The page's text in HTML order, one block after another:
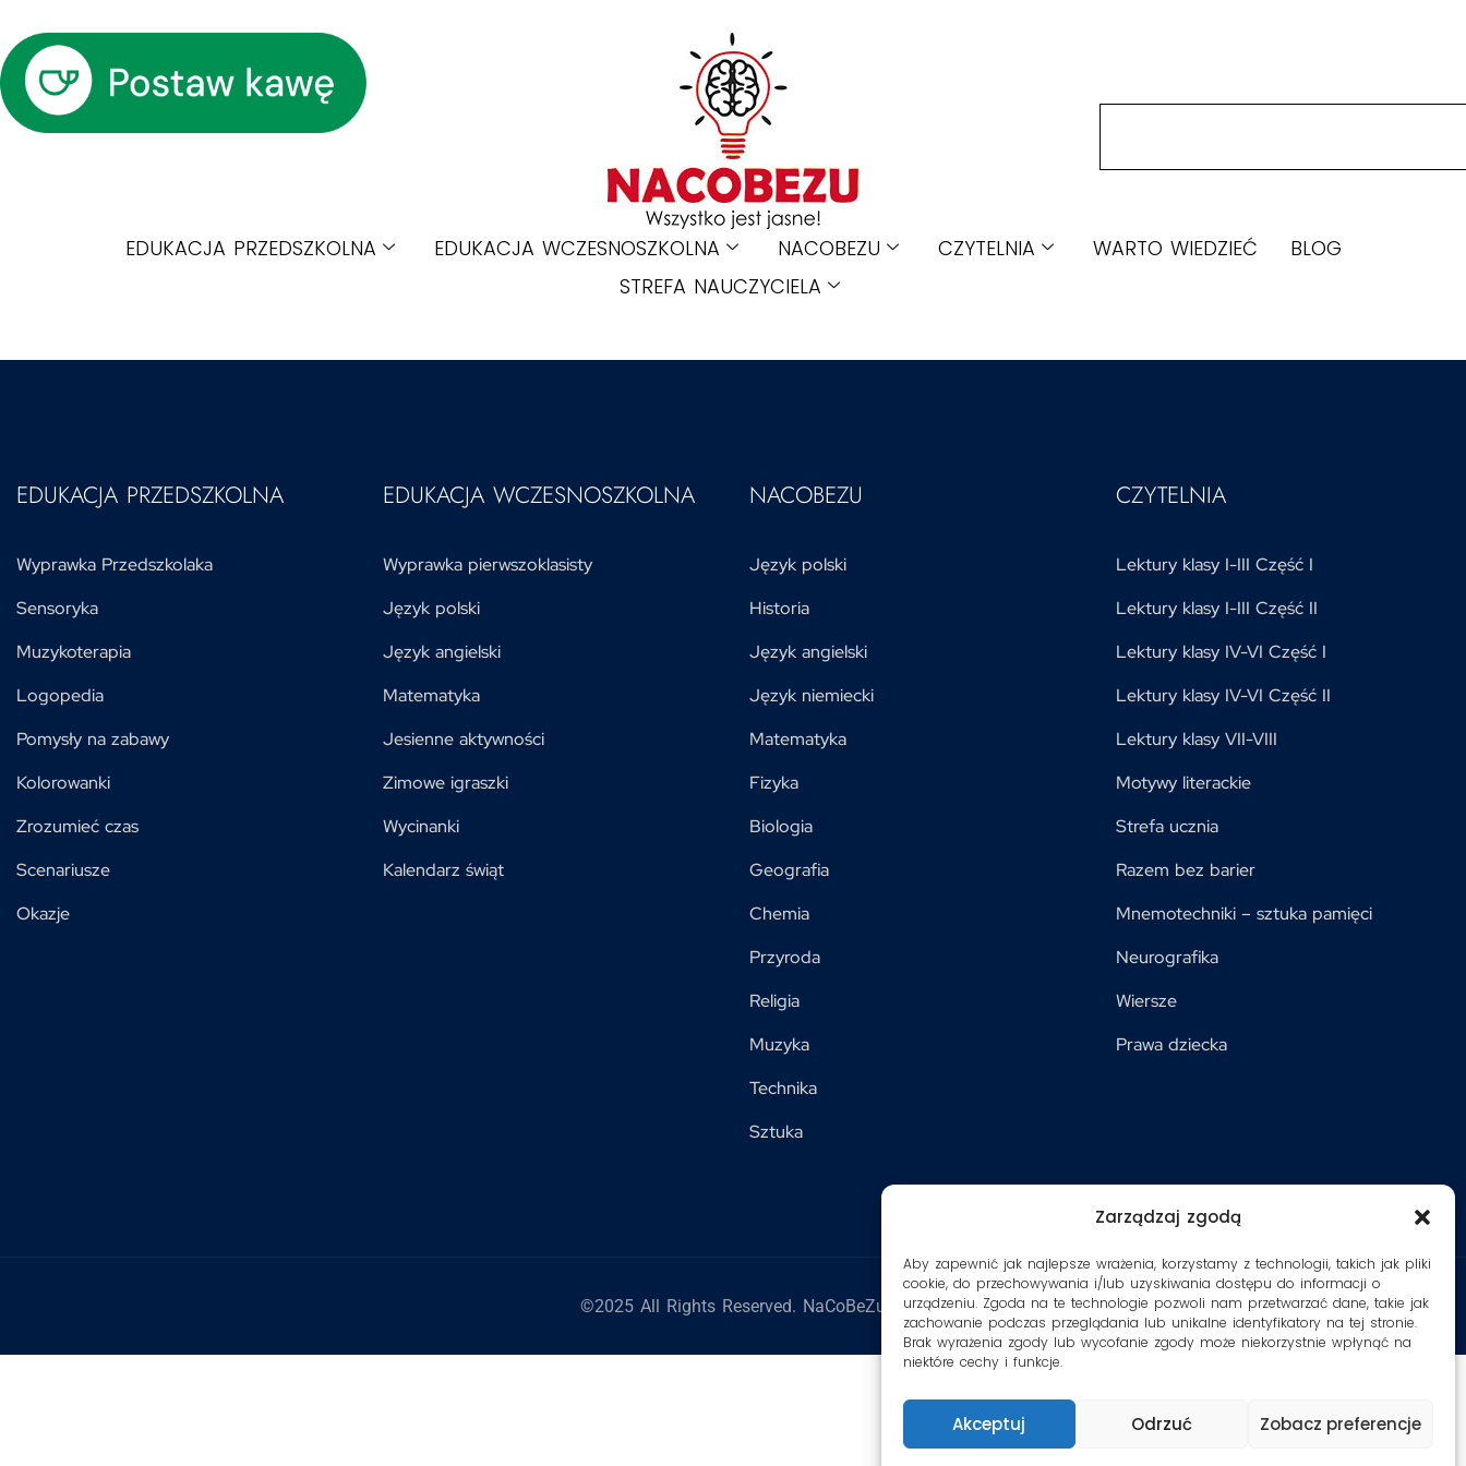
Zarządzaj zgodą
Aby zapewnić jak najlepsze wrażenia, korzystamy z technologii, takich jak pliki
cookie, do przechowywania i/lub uzyskiwania dostępu do informacji o
urządzeniu. Zgoda na te technologie pozwoli nam przetwarzać dane, takie jak
zachowanie podczas przeglądania lub unikalne identyfikatory na tej stronie.
Brak wyrażenia zgody lub wycofanie zgody może niekorzystnie wpłynąć na
niektóre cechy i funkcje.
Akceptuj Odrzuć Zobacz preferencje
EDUKACJA PRZEDSZKOLNA EDUKACJA WCZESNOSZKOLNA NACOBEZU CZYTELNIA WARTO WIEDZIEĆ
BLOG
STREFA NAUCZYCIELA
EDUKACJA PRZEDSZKOLNA
Wyprawka Przedszkolaka
Sensoryka
Muzykoterapia
Logopedia
Pomysły na zabawy
Kolorowanki
Zrozumieć czas
Scenariusze
Okazje
EDUKACJA WCZESNOSZKOLNA
Wyprawka pierwszoklasisty
Język polski
Język angielski
Matematyka
Jesienne aktywności
Zimowe igraszki
Wycinanki
Kalendarz świąt
NACOBEZU
Język polski
Historia
Język angielski
Język niemiecki
Matematyka
Fizyka
Biologia
Geografia
Chemia
Przyroda
Religia
Muzyka
Technika
Sztuka
CZYTELNIA
Lektury klasy I-III Część I
Lektury klasy I-III Część II
Lektury klasy IV-VI Część I
Lektury klasy IV-VI Część II
Lektury klasy VII-VIII
Motywy literackie
Strefa ucznia
Razem bez barier
Mnemotechniki – sztuka pamięci
Neurografika
Wiersze
Prawa dziecka
©2025 All Rights Reserved. NaCoBeZu